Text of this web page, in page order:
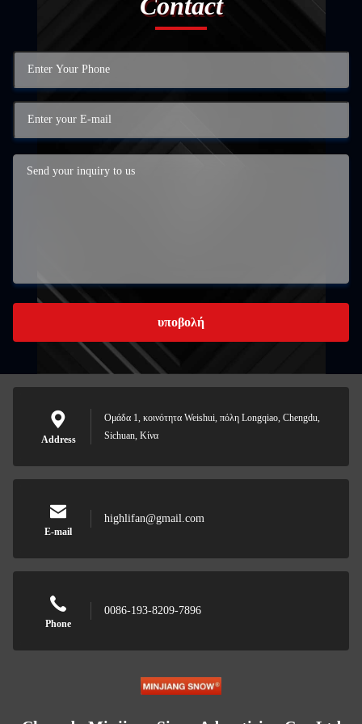
υποβολή
Address
Ομάδα 1, κοινότητα Weishui, πόλη Longqiao, Chengdu,
Sichuan, Κίνα
E-mail
highlifan@gmail.com
Phone
0086-193-8209-7896